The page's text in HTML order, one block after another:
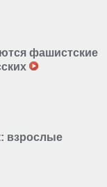
фашистские
взрослые